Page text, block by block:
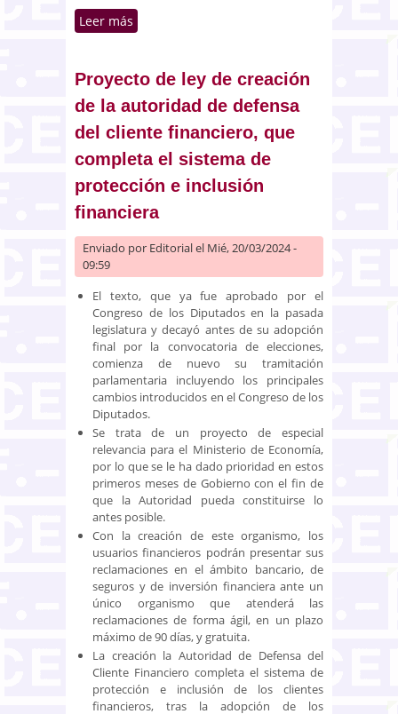
Leer más
Proyecto de ley de creación
de la autoridad de defensa
del cliente financiero, que
completa el sistema de
protección e inclusión
financiera
Enviado por Editorialel Mié, 20/03/2024 -
09:59
El texto, que ya fue aprobado por el
Congreso de los Diputados en la pasada
legislatura y decayó antes de su adopción
final por la convocatoria de elecciones,
comienza de nuevo su tramitación
parlamentaria incluyendo los principales
cambios introducidos en el Congreso de los
Diputados.
Se trata de un proyecto de especial
relevancia para el Ministerio de Economía,
por lo que se le ha dado prioridad en estos
primeros meses de Gobierno con el fin de
que la Autoridad pueda constituirse lo
antes posible.
Con la creación de este organismo, los
usuarios financieros podrán presentar sus
reclamaciones en el ámbito bancario, de
seguros y de inversión financiera ante un
único organismo que atenderá las
reclamaciones de forma ágil, en un plazo
máximo de 90 días, y gratuita.
La creación la Autoridad de Defensa del
Cliente Financiero completa el sistema de
protección e inclusión de los clientes
financieros, tras la adopción de los